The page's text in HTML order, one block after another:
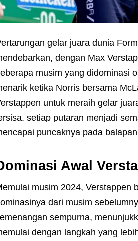
gelar juara dunia
dengan Max
musim yang didominasi
ketika Norris bersama
untuk meraih gelar
setiap putaran menjadi
puncaknya pada
Awal
musim 2024, Verstappen
dari musim
sempurna,
dengan langkah yang